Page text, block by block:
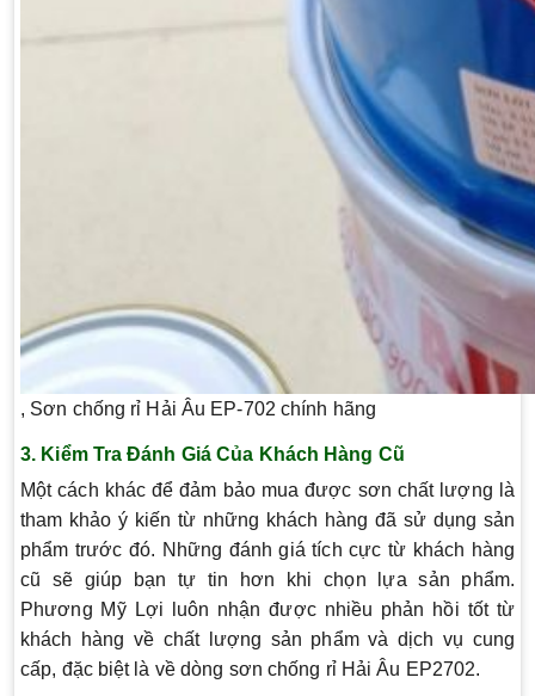
, Sơn chống rỉ Hải Âu EP-702 chính hãng
3. Kiểm Tra Đánh Giá Của Khách Hàng Cũ
Một cách khác để đảm bảo mua được sơn chất lượng là
tham khảo ý kiến từ những khách hàng đã sử dụng sản
phẩm trước đó. Những đánh giá tích cực từ khách hàng
cũ sẽ giúp bạn tự tin hơn khi chọn lựa sản phẩm.
Phương Mỹ Lợi luôn nhận được nhiều phản hồi tốt từ
khách hàng về chất lượng sản phẩm và dịch vụ cung
cấp, đặc biệt là về dòng sơn chống rỉ Hải Âu EP2702.